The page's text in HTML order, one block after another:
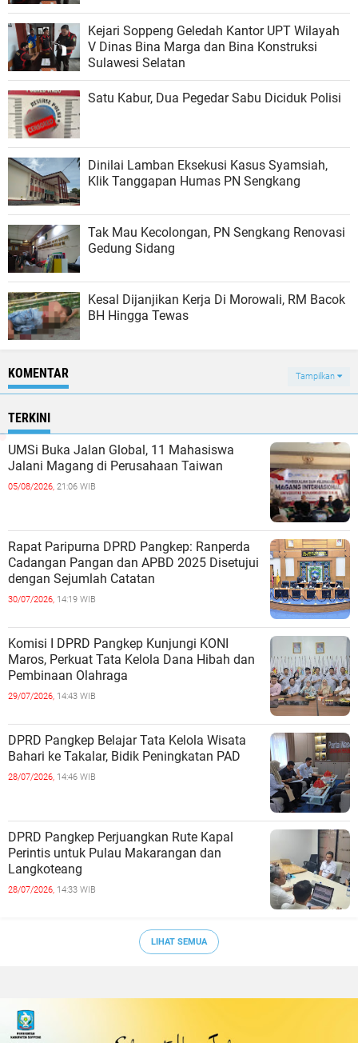
Kejari Soppeng Geledah Kantor UPT Wilayah
V Dinas Bina Marga dan Bina Konstruksi
Sulawesi Selatan
Satu Kabur, Dua Pegedar Sabu Diciduk Polisi
Dinilai Lamban Eksekusi Kasus Syamsiah,
Klik Tanggapan Humas PN Sengkang
Tak Mau Kecolongan, PN Sengkang Renovasi
Gedung Sidang
Kesal Dijanjikan Kerja Di Morowali, RM Bacok
BH Hingga Tewas
KOMENTAR Tampilkan
TERKINI
UMSi Buka Jalan Global, 11 Mahasiswa
Jalani Magang di Perusahaan Taiwan
05/08/2026, 21:06 WIB
Rapat Paripurna DPRD Pangkep: Ranperda
Cadangan Pangan dan APBD 2025 Disetujui
dengan Sejumlah Catatan
30/07/2026, 14:19 WIB
Komisi I DPRD Pangkep Kunjungi KONI
Maros, Perkuat Tata Kelola Dana Hibah dan
Pembinaan Olahraga
29/07/2026, 14:43 WIB
DPRD Pangkep Belajar Tata Kelola Wisata
Bahari ke Takalar, Bidik Peningkatan PAD
28/07/2026, 14:46 WIB
DPRD Pangkep Perjuangkan Rute Kapal
Perintis untuk Pulau Makarangan dan
Langkoteang
28/07/2026, 14:33 WIB
LIHAT SEMUA